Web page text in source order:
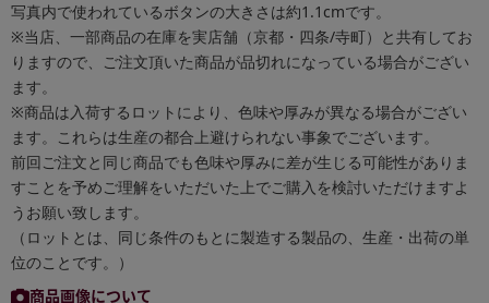
写真内で使われているボタンの大きさは約1.1cmです。
※当店、一部商品の在庫を実店舗（京都・四条/寺町）と共有してお
りますので、ご注文頂いた商品が品切れになっている場合がござい
ます。
※商品は入荷するロットにより、色味や厚みが異なる場合がござい
ます。これらは生産の都合上避けられない事象でございます。
前回ご注文と同じ商品でも色味や厚みに差が生じる可能性がありま
すことを予めご理解をいただいた上でご購入を検討いただけますよ
うお願い致します。
（ロットとは、同じ条件のもとに製造する製品の、生産・出荷の単
位のことです。）
商品画像について